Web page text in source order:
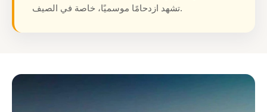
تشهد ازدحامًا موسميًا، خاصة في الصيف.